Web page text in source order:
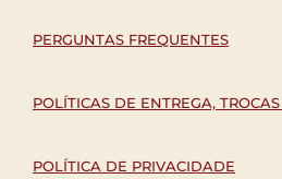
PERGUNTAS FREQUENTES
POLÍTICAS DE ENTREGA,
POLÍTICA DE PRIVACIDADE